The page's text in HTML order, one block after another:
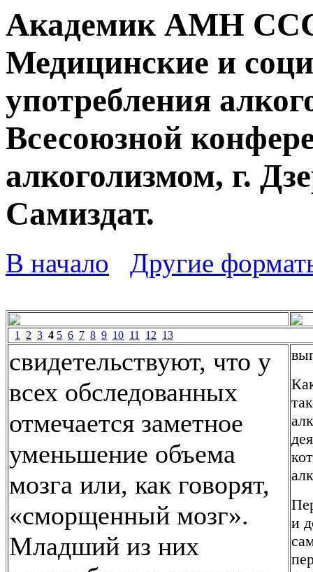
Академик АМН
Медицинские и
употребления
Всесоюзной
алкоголизмом, г.
Самиздат.
В начало Другие
1 2 3 4 5 6 7 8 9 10 11 12 13
свидетельствуют, что у
всех обследованных
отмечается заметное
уменьшение объема
мозга или, как говорят,
«сморщенный мозг».
Младший из них
и